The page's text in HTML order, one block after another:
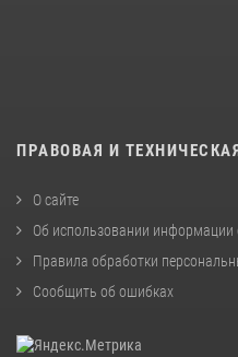
ПРАВОВАЯ И
О сайте
Об использовании информации
Правила обработки
Сообщить об ошибках